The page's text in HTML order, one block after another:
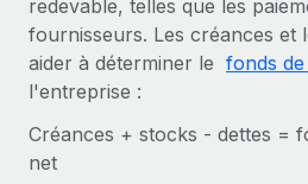
Gestion des freelances
Intégrez et gérez vos
Sous-traitez les opérations
Comparer Remote
Examinez notre service par
CROISSANCE
Calculateur de paiement
Découvrez les devises
paiement pour vos freelances
Nederlands
Français
Deutsch
redevable, telles que les
fournisseurs. Les créances et
aider à déterminer le fonds
l'entreprise :
Créances + stocks - dettes =
net